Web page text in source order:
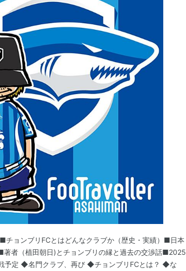
■チョンブリFCとはどんなクラブか（歴史・実績）■日本
著者（植田朝日)とチョンブリの縁と過去の交渉話■2025
予定 ◆名門クラブ、再び ◆チョンブリFCとは？ ◆な